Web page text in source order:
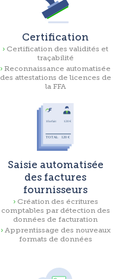
Certification
Certification des validités et
traçabilité
Reconnaissance automatisée
des attestations de licences de
la FFA
Saisie automatisée
des factures
fournisseurs
Création des écritures
comptables par détection des
données de facturation
Apprentissage des nouveaux
formats de données